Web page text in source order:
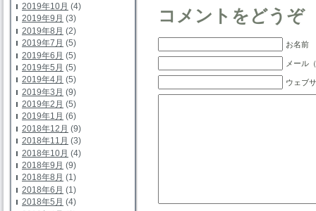
2019年10月 (4)
2019年9月 (3)
2019年8月 (2)
2019年7月 (5)
2019年6月 (5)
2019年5月 (5)
2019年4月 (5)
2019年3月 (9)
2019年2月 (5)
2019年1月 (6)
2018年12月 (9)
2018年11月 (3)
2018年10月 (4)
2018年9月 (9)
2018年8月 (1)
2018年6月 (1)
2018年5月 (4)
コメントをどうぞ
お名前
メール
ウェブ